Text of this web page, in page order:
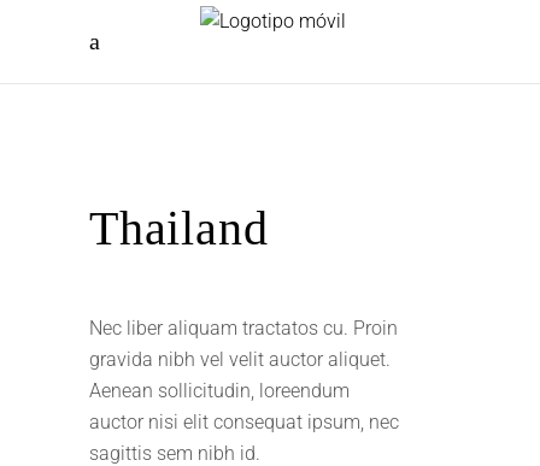
Thailand
Nec liber aliquam tractatos cu. Proin
gravida nibh vel velit auctor aliquet.
Aenean sollicitudin, loreendum
auctor nisi elit consequat ipsum, nec
sagittis sem nibh id.